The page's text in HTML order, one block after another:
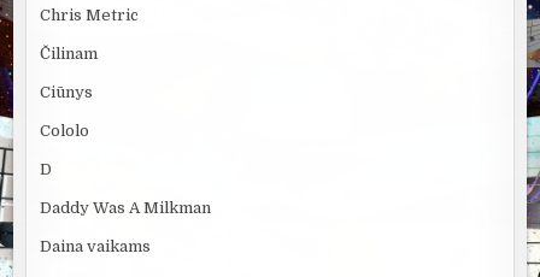
Chris Metric
Čilinam
Ciūnys
Cololo
D
Daddy Was A Milkman
Daina vaikams